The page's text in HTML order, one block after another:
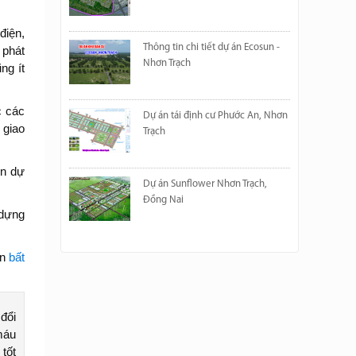
ít
các
dự
bất
Thông tin chi tiết dự án Ecosun -
Nhơn Trạch
Dự án tái định cư Phước An, Nhơn
Trạch
Dự án Sunflower Nhơn Trạch,
Đồng Nai